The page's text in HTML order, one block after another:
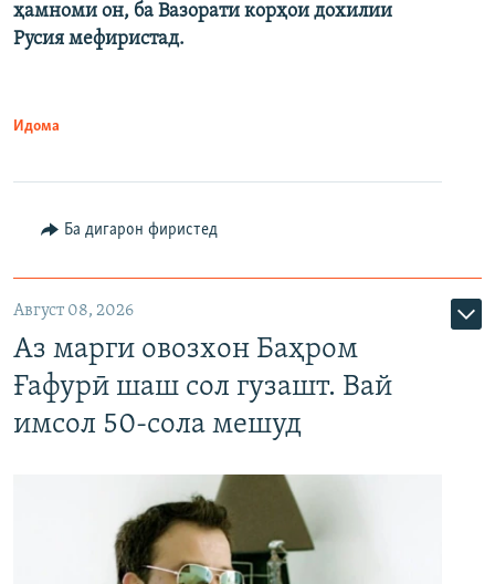
ҳамноми он, ба Вазорати корҳои дохилии
Русия мефиристад.
Идома
Ба дигарон фиристед
Август 08, 2026
Аз марги овозхон Баҳром
Ғафурӣ шаш сол гузашт. Вай
имсол 50-сола мешуд